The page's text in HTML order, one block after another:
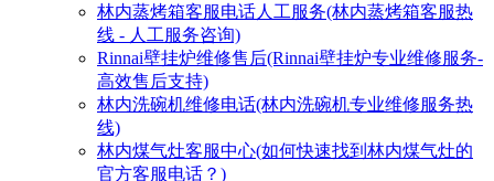
林内蒸烤箱客服电话人工服务(林内蒸烤箱客服热
线 - 人工服务咨询)
Rinnai壁挂炉维修售后(Rinnai壁挂炉专业维修服务-
高效售后支持)
林内洗碗机维修电话(林内洗碗机专业维修服务热
线)
林内煤气灶客服中心(如何快速找到林内煤气灶的
官方客服电话？)